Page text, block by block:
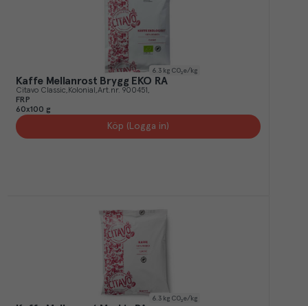
6.3 kg CO₂e/kg
Kaffe Mellanrost Brygg EKO RA
Citavo Classic Kolonial Art.nr. 900451
FRP
60x100 g
Köp (Logga in)
6.3 kg CO₂e/kg